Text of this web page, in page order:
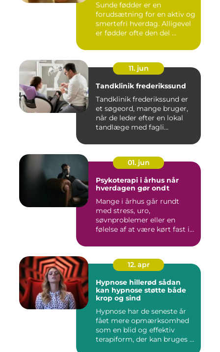
Sunde fødder er en
forudsætning for en aktiv og
smertefri hverdag. Alligevel
er fødder ofte den del ...
11. jun
Tandklinik frederikssund
Tandklinik frederikssund er
et søgeord, mange bruger,
når de leder efter en lokal
tandlæge med fagli...
01. jun
Psykoterapi i århus når
hverdagen gør ondt
Mange i århus går rundt
med stress, uro,
søvnproblemer eller en
følelse af at være kørt fast i
12. apr
Hypnose hillerød sådan
kan hypnose støtte både
krop og sind
Hypnose har de seneste år
fået mere opmærksomhed
som en blid og effektiv
terapiform, der kan bruges ...